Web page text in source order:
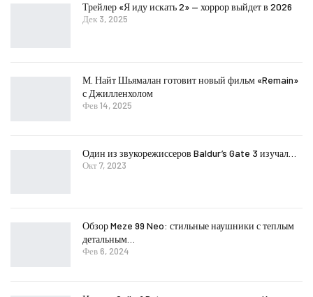
Трейлер «Я иду искать 2» — хоррор выйдет в 2026
Дек 3, 2025
М. Найт Шьямалан готовит новый фильм «Remain»
с Джилленхолом
Фев 14, 2025
Один из звукорежиссеров Baldur’s Gate 3 изучал…
Окт 7, 2023
Обзор Meze 99 Neo: стильные наушники с теплым
детальным…
Фев 6, 2024